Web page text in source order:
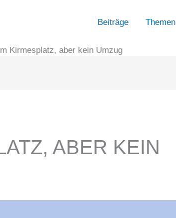
Beiträge Themen
Kirmesplatz, aber kein Umzug
ABER KEIN